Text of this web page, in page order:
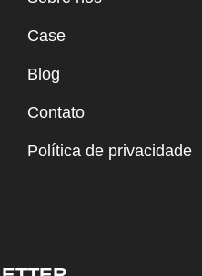
Case
Blog
Contato
Política de privacidade